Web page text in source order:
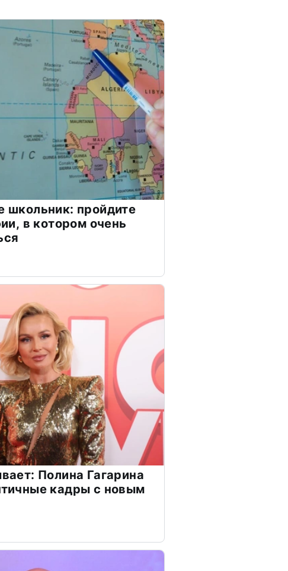
школьник: пройдите
в котором очень
Полина Гагарина
кадры с новым